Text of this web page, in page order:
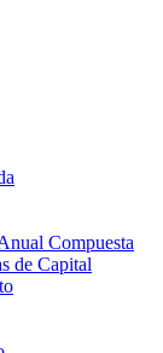
Compuesta
de Capital